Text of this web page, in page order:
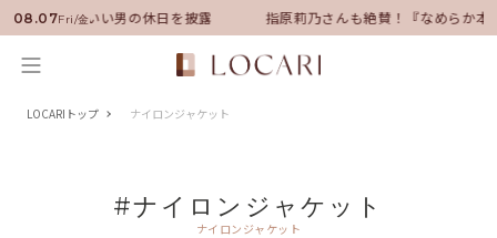
08.07Fri/金
ーに就任！いい男の休日を披露 指原莉乃さんも絶賛！『なめらか本
LOCARIトップ ナイロンジャケット
#ナイロンジャケット
ナイロンジャケット